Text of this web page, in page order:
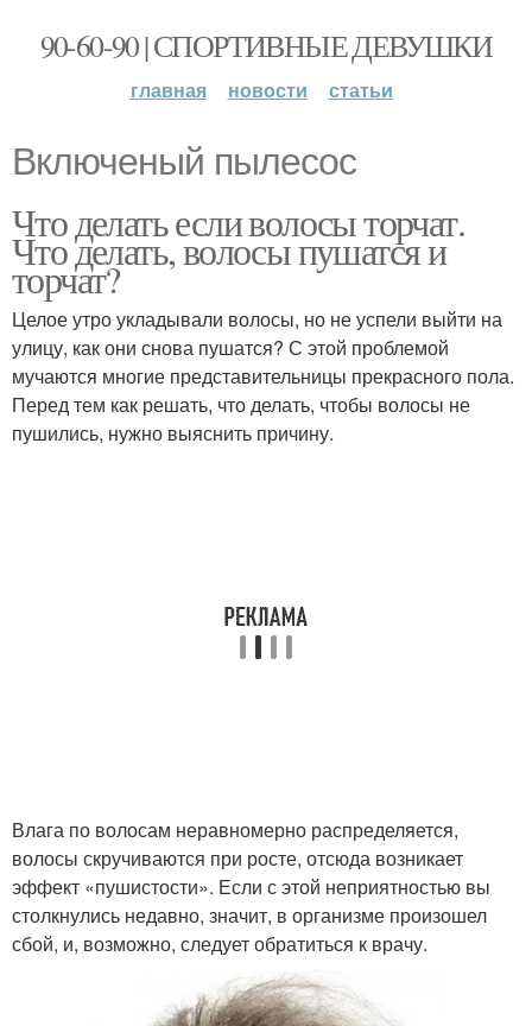
90-60-90 | СПОРТИВНЫЕ ДЕВУШКИ
главная новости статьи
Включеный пылесос
Что делать если волосы торчат.
Что делать, волосы пушатся и
торчат?
Целое утро укладывали волосы, но не успели выйти на
улицу, как они снова пушатся? С этой проблемой
мучаются многие представительницы прекрасного пола.
Перед тем как решать, что делать, чтобы волосы не
пушились, нужно выяснить причину.
Влага по волосам неравномерно распределяется,
волосы скручиваются при росте, отсюда возникает
эффект «пушистости». Если с этой неприятностью вы
столкнулись недавно, значит, в организме произошел
сбой, и, возможно, следует обратиться к врачу.